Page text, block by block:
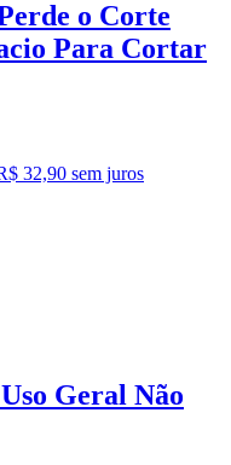
o Corte
Para Cortar
32,90 sem juros
Geral Não